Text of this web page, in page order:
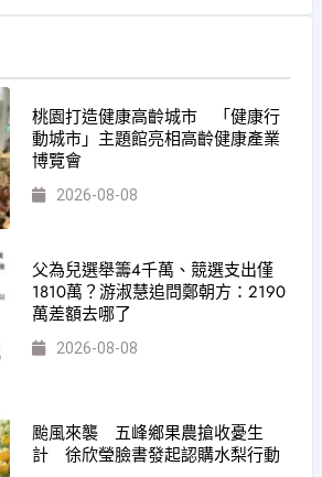
桃園打造健康高齡城市 「健康行
動城市」主題館亮相高齡健康產業
博覽會
2026-08-08
父為兒選舉籌4千萬、競選支出僅
1810萬？游淑慧追問鄭朝方：2190
萬差額去哪了
2026-08-08
颱風來襲 五峰鄉果農搶收憂生
計 徐欣瑩臉書發起認購水梨行動